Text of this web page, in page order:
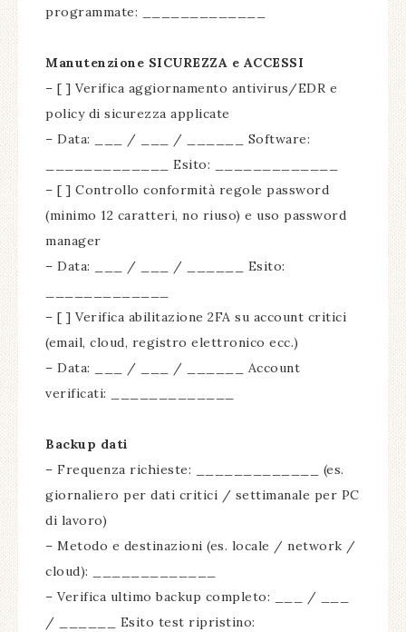
programmate: _____________
Manutenzione SICUREZZA e ACCESSI
– [ ] Verifica aggiornamento antivirus/EDR e
policy di sicurezza applicate
– Data: ___ / ___ / ______ Software:
_____________ Esito: _____________
– [ ] Controllo conformità regole password
(minimo 12 caratteri, no riuso) e uso password
manager
– Data: ___ / ___ / ______ Esito:
– [ ] Verifica abilitazione 2FA su account critici
(email, cloud, registro elettronico ecc.)
– Data: ___ / ___ / ______ Account
verificati: _____________
Backup dati
– Frequenza richieste: _____________ (es.
giornaliero per dati critici / settimanale per PC
di lavoro)
– Metodo e destinazioni (es. locale / network /
cloud): _____________
– Verifica ultimo backup completo: ___ / ___
/ ______ Esito test ripristino: